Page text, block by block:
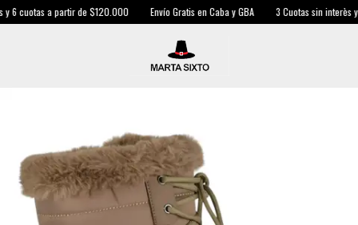
cuotas a partir de $120.000 Envío Gratis en Caba y GBA 3 Cuotas sin interès y